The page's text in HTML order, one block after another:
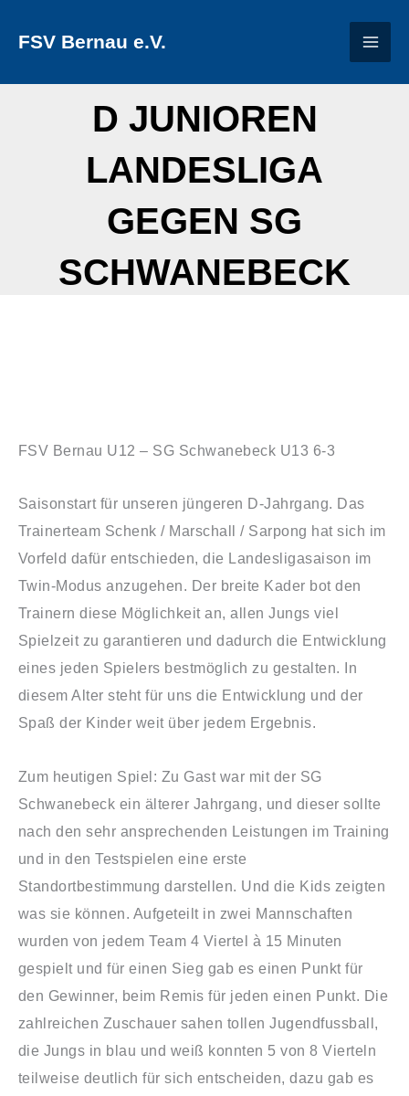
InhaltFSV Bernau e.V.
D JUNIOREN
LANDESLIGA
GEGEN SG
SCHWANEBECK
FSV Bernau U12 – SG Schwanebeck U13 6-3
Saisonstart für unseren jüngeren D-Jahrgang. Das
Trainerteam Schenk / Marschall / Sarpong hat sich im
Vorfeld dafür entschieden, die Landesligasaison im
Twin-Modus anzugehen. Der breite Kader bot den
Trainern diese Möglichkeit an, allen Jungs viel
Spielzeit zu garantieren und dadurch die Entwicklung
eines jeden Spielers bestmöglich zu gestalten. In
diesem Alter steht für uns die Entwicklung und der
Spaß der Kinder weit über jedem Ergebnis.
Zum heutigen Spiel: Zu Gast war mit der SG
Schwanebeck ein älterer Jahrgang, und dieser sollte
nach den sehr ansprechenden Leistungen im Training
und in den Testspielen eine erste
Standortbestimmung darstellen. Und die Kids zeigten
was sie können. Aufgeteilt in zwei Mannschaften
wurden von jedem Team 4 Viertel à 15 Minuten
gespielt und für einen Sieg gab es einen Punkt für
den Gewinner, beim Remis für jeden einen Punkt. Die
zahlreichen Zuschauer sahen tollen Jugendfussball,
die Jungs in blau und weiß konnten 5 von 8 Vierteln
teilweise deutlich für sich entscheiden, dazu gab es